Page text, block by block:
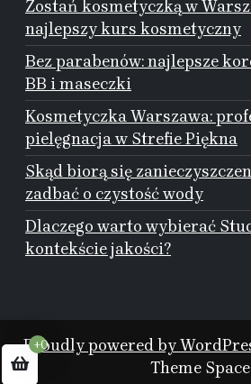
Zostań kosmetyczką w
najlepszy kurs kosmetyczny
Bez parabenów: najlepsze
BB i maseczki
Kosmetyczka Warszawa:
pielęgnacja w Strefie Piękna
Skąd biorą się
zadbać o czystość wody
Dlaczego warto wybierać
kontekście jakości?
Proudly powered by
Theme
+0